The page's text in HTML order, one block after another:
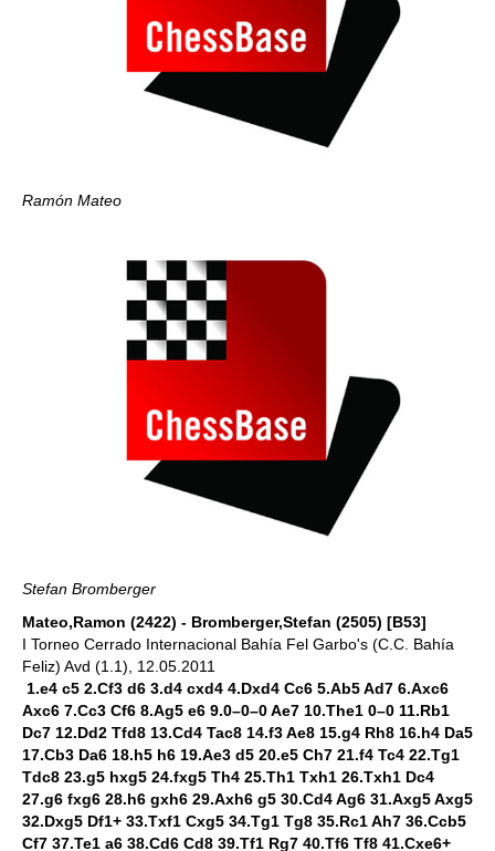
Ramón Mateo
Stefan Bromberger
Mateo,Ramon (2422) - Bromberger,Stefan (2505) [B53]
I Torneo Cerrado Internacional Bahía Fel Garbo's (C.C. Bahía
Feliz) Avd (1.1), 12.05.2011
1.e4 c5 2.Cf3 d6 3.d4 cxd4 4.Dxd4 Cc6 5.Ab5 Ad7 6.Axc6
Axc6 7.Cc3 Cf6 8.Ag5 e6 9.0–0–0 Ae7 10.The1 0–0 11.Rb1
Dc7 12.Dd2 Tfd8 13.Cd4 Tac8 14.f3 Ae8 15.g4 Rh8 16.h4 Da5
17.Cb3 Da6 18.h5 h6 19.Ae3 d5 20.e5 Ch7 21.f4 Tc4 22.Tg1
Tdc8 23.g5 hxg5 24.fxg5 Th4 25.Th1 Txh1 26.Txh1 Dc4
27.g6 fxg6 28.h6 gxh6 29.Axh6 g5 30.Cd4 Ag6 31.Axg5 Axg5
32.Dxg5 Df1+ 33.Txf1 Cxg5 34.Tg1 Tg8 35.Rc1 Ah7 36.Ccb5
Cf7 37.Te1 a6 38.Cd6 Cd8 39.Tf1 Rg7 40.Tf6 Tf8 41.Cxe6+